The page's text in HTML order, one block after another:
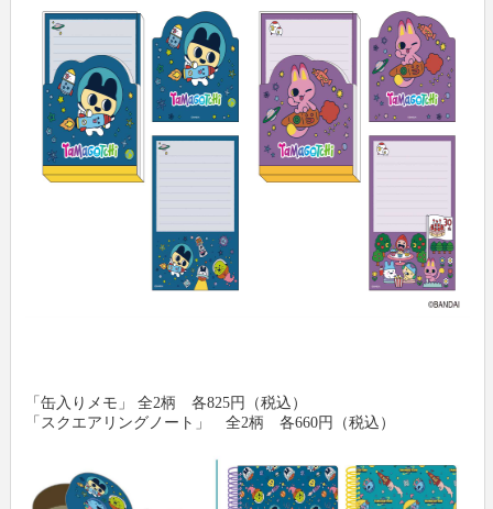
「缶入りメモ」 全2柄 各825円（税込）
「スクエアリングノート」 全2柄 各660円（税込）